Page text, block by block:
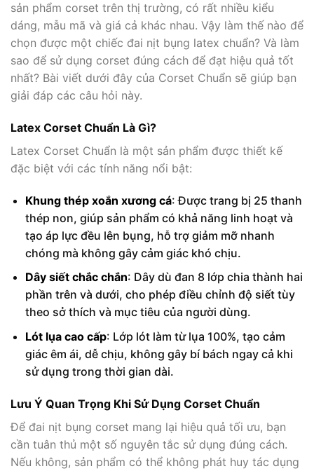
sản phẩm corset trên thị trường, có rất nhiều kiểu
dáng, mẫu mã và giá cả khác nhau. Vậy làm thế nào để
chọn được một chiếc đai nịt bụng latex chuẩn? Và làm
sao để sử dụng corset đúng cách để đạt hiệu quả tốt
nhất? Bài viết dưới đây của Corset Chuẩn sẽ giúp bạn
giải đáp các câu hỏi này.
Latex Corset Chuẩn Là Gì?
Latex Corset Chuẩn là một sản phẩm được thiết kế
đặc biệt với các tính năng nổi bật:
Khung thép xoắn xương cá: Được trang bị 25 thanh
thép non, giúp sản phẩm có khả năng linh hoạt và
tạo áp lực đều lên bụng, hỗ trợ giảm mỡ nhanh
chóng mà không gây cảm giác khó chịu.
Dây siết chắc chắn: Dây dù đan 8 lớp chia thành hai
phần trên và dưới, cho phép điều chỉnh độ siết tùy
theo sở thích và mục tiêu của người dùng.
Lót lụa cao cấp: Lớp lót làm từ lụa 100%, tạo cảm
giác êm ái, dễ chịu, không gây bí bách ngay cả khi
sử dụng trong thời gian dài.
Lưu Ý Quan Trọng Khi Sử Dụng Corset Chuẩn
Để đai nịt bụng corset mang lại hiệu quả tối ưu, bạn
cần tuân thủ một số nguyên tắc sử dụng đúng cách.
Nếu không, sản phẩm có thể không phát huy tác dụng